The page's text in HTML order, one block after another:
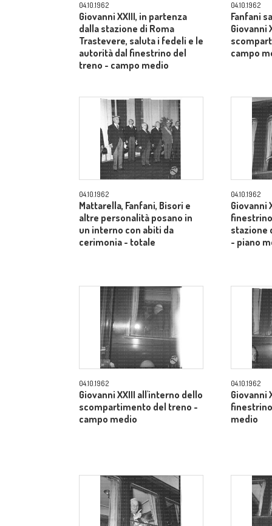
04.10.1962
Giovanni XXIII, in partenza
dalla stazione di Roma
Trastevere, saluta i fedeli e le
autorità dal finestrino del
treno - campo medio
04.10.1962
Fanfani
Giovanni
campo
04.10.1962
Mattarella, Fanfani, Bisori e
altre personalità posano in
un interno con abiti da
cerimonia - totale
04.10.1962
Giovanni
stazione
- piano
04.10.1962
Giovanni XXIII all'interno dello
scompartimento del treno -
campo medio
04.10.1962
Giovanni
medio